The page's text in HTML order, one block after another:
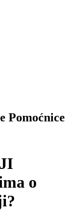
Pomoćnice
o